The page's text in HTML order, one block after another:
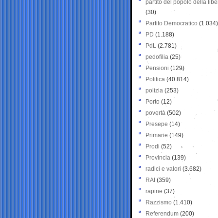
partito del popolo della
(30)
Partito Democratico (1.034)
PD (1.188)
PdL (2.781)
pedofilia (25)
Pensioni (129)
Politica (40.814)
polizia (253)
Porto (12)
povertà (502)
Presepe (14)
Primarie (149)
Prodi (52)
Provincia (139)
radici e valori (3.682)
RAI (359)
rapine (37)
Razzismo (1.410)
Referendum (200)